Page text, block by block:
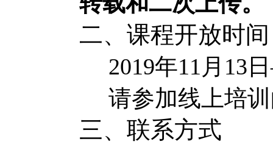
二、课程开放时间
2019年11 月 13
请参加线上培
三、联系方式